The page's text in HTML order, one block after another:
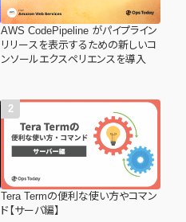
AWS CodePipeline がパイプライン
リリースを表示するための新しいコ
ンソールエクスペリエンスを導入
Tera Termの便利な使い方やコマン
ド【サーバ編】